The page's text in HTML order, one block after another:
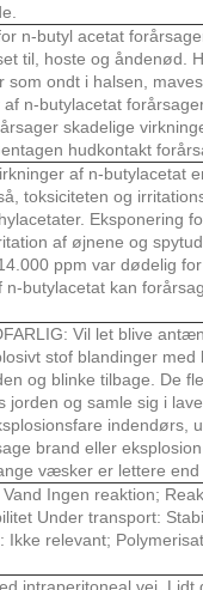
n-butyl acetat
til, hoste og åndenød.
som ondt i halsen,
af n-butylacetat
skadelige
hudkontakt
af n-butylacetat
toksiciteten og
Eksponering
af øjnene og
ppm var dødelig
n-butylacetat kan
Vil let blive
stof blandinger
og blinke tilbage. De
jorden og samle sig i
indendørs,
brand eller
væsker er lettere end
Ingen reaktion;
Under transport:
relevant;
intraperitoneal vej.